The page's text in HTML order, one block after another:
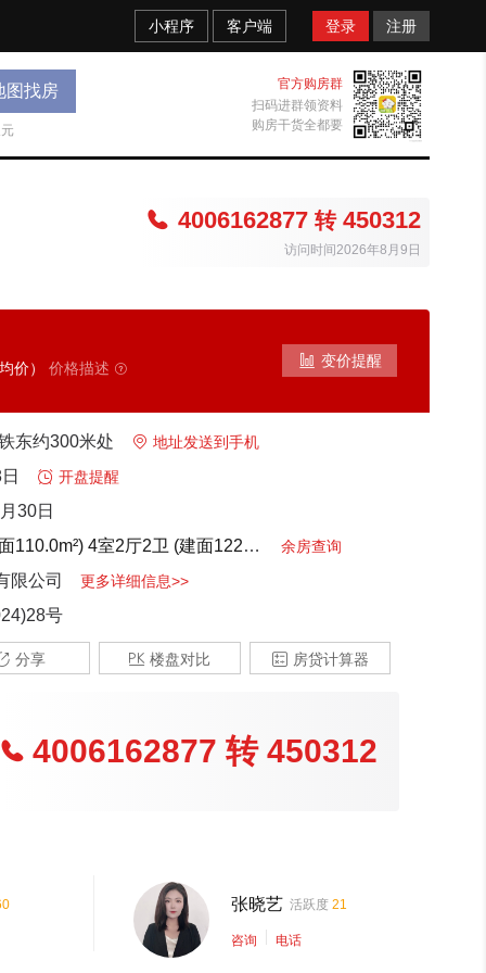
小程序 客户端 登录 注册
图找房
官方购房群
扫码进群领资料
购房干货全都要
 4006162877 转450312
访问时间2026年8月9日
价） 价格描述   变价提醒
东约300米处  地址发送到手机
 开盘提醒
30日
110.0m²) 4室2厅2卫 (建面122.0m²) 4室2厅3卫 (建面192.0m²)
余房查询
限公司 更多详细信息>>
号
分享  楼盘对比  房贷计算器
 4006162877 转450312
张晓艺 活跃度 21
咨询 电话